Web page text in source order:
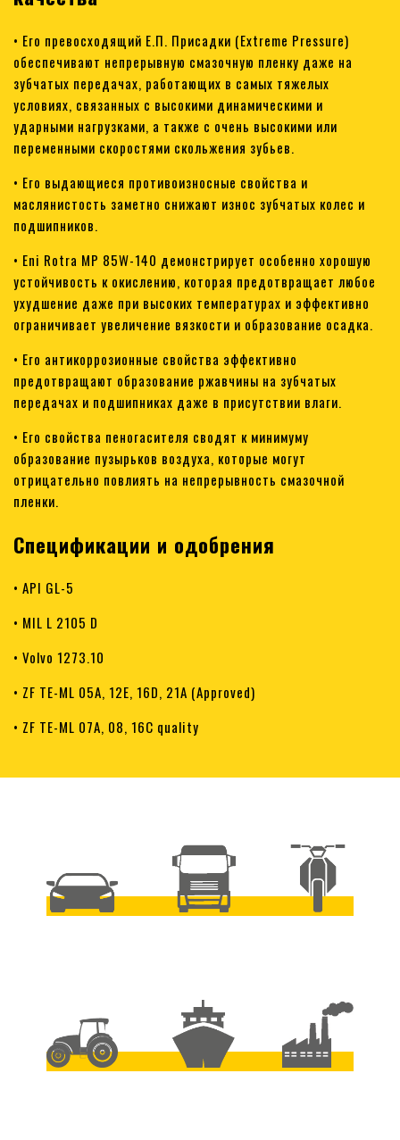
• Его превосходящий Е.П. Присадки (Extreme Pressure)
обеспечивают непрерывную смазочную пленку даже на
зубчатых передачах, работающих в самых тяжелых
условиях, связанных с высокими динамическими и
ударными нагрузками, а также с очень высокими или
переменными скоростями скольжения зубьев.
• Его выдающиеся противоизносные свойства и
маслянистость заметно снижают износ зубчатых колес и
подшипников.
• Eni Rotra MP 85W-140 демонстрирует особенно хорошую
устойчивость к окислению, которая предотвращает любое
ухудшение даже при высоких температурах и эффективно
ограничивает увеличение вязкости и образование осадка.
• Его антикоррозионные свойства эффективно
предотвращают образование ржавчины на зубчатых
передачах и подшипниках даже в присутствии влаги.
• Его свойства пеногасителя сводят к минимуму
образование пузырьков воздуха, которые могут
отрицательно повлиять на непрерывность смазочной
пленки.
Спецификации и одобрения
• API GL-5
• MIL L 2105 D
• Volvo 1273.10
• ZF TE-ML 05A, 12E, 16D, 21A (Approved)
• ZF TE-ML 07A, 08, 16C quality